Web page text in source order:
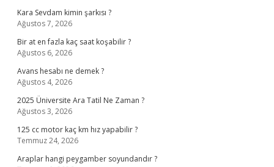
Kara Sevdam kimin şarkısı ?
Ağustos 7, 2026
Bir at en fazla kaç saat koşabilir ?
Ağustos 6, 2026
Avans hesabı ne demek ?
Ağustos 4, 2026
2025 Üniversite Ara Tatil Ne Zaman ?
Ağustos 3, 2026
125 cc motor kaç km hız yapabilir ?
Temmuz 24, 2026
Araplar hangi peygamber soyundandır ?